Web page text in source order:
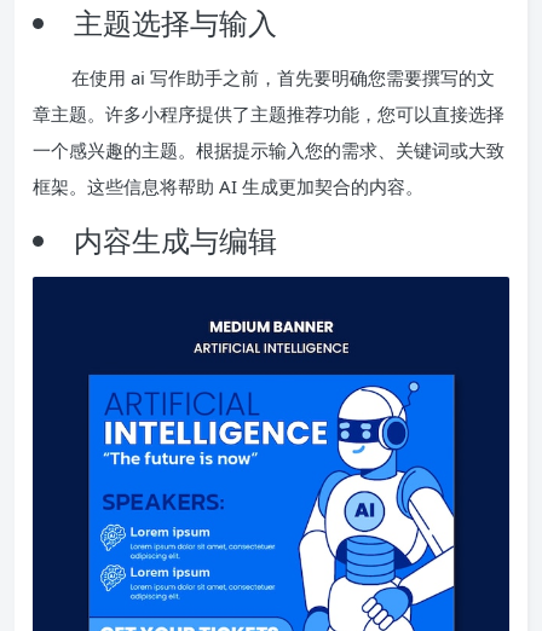
主题选择与输入
在使用 ai 写作助手之前，首先要明确您需要撰写的文
章主题。许多小程序提供了主题推荐功能，您可以直接选择
一个感兴趣的主题。根据提示输入您的需求、关键词或大致
框架。这些信息将帮助 AI 生成更加契合的内容。
内容生成与编辑